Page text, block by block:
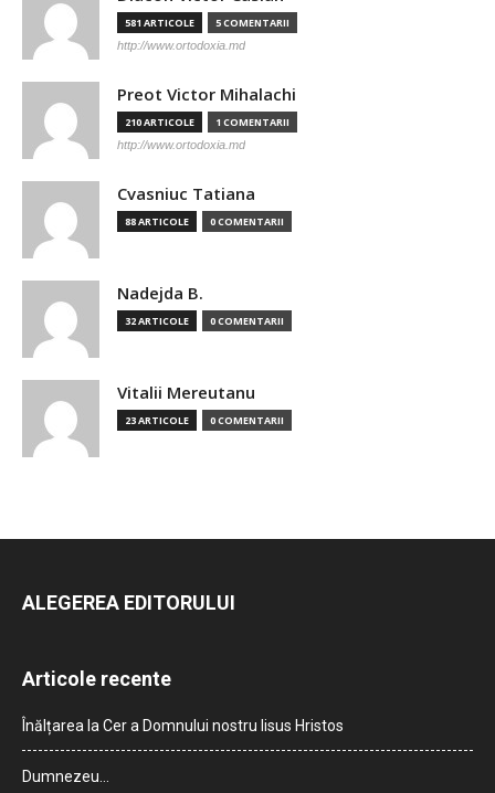
581 ARTICOLE 5 COMENTARII
http://www.ortodoxia.md
Preot Victor Mihalachi
210 ARTICOLE 1 COMENTARII
http://www.ortodoxia.md
Cvasniuc Tatiana
88 ARTICOLE 0 COMENTARII
Nadejda B.
32 ARTICOLE 0 COMENTARII
Vitalii Mereutanu
23 ARTICOLE 0 COMENTARII
ALEGEREA EDITORULUI
Articole recente
Înălțarea la Cer a Domnului nostru Iisus Hristos
Dumnezeu…